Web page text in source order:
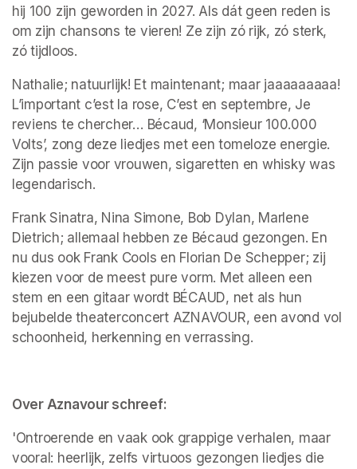
hij 100 zijn geworden in 2027. Als dát geen reden is
om zijn chansons te vieren! Ze zijn zó rijk, zó sterk,
zó tijdloos.
Nathalie; natuurlijk! Et maintenant; maar jaaaaaaaaa!
L’important c’est la rose, C’est en septembre, Je
reviens te chercher… Bécaud, ‘Monsieur 100.000
Volts’, zong deze liedjes met een tomeloze energie.
Zijn passie voor vrouwen, sigaretten en whisky was
legendarisch.
Frank Sinatra, Nina Simone, Bob Dylan, Marlene
Dietrich; allemaal hebben ze Bécaud gezongen. En
nu dus ook Frank Cools en Florian De Schepper; zij
kiezen voor de meest pure vorm. Met alleen een
stem en een gitaar wordt BÉCAUD, net als hun
bejubelde theaterconcert AZNAVOUR, een avond vol
schoonheid, herkenning en verrassing.
Over Aznavour schreef:
'Ontroerende en vaak ook grappige verhalen, maar
vooral: heerlijk, zelfs virtuoos gezongen liedjes die